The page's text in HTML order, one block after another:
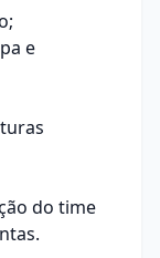
e
do time